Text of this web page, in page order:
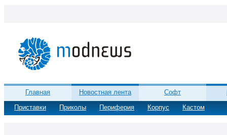
Главная Новостная лента Софт
Приставки
Приколы Периферия Корпус Кастом